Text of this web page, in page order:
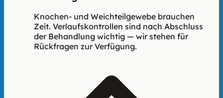
Knochen- und Weichteilgewebe brauchen
Zeit. Verlaufskontrollen sind nach Abschluss
der Behandlung wichtig — wir stehen für
Rückfragen zur Verfügung.